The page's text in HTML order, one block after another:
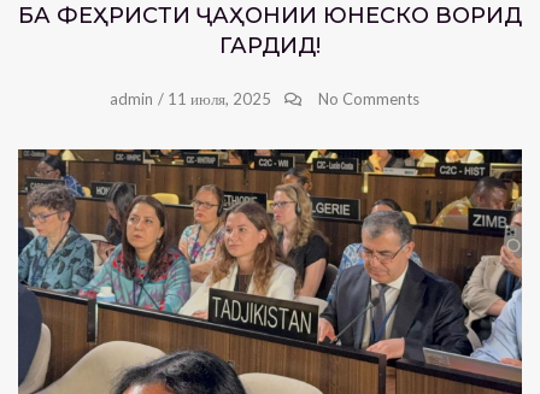
БА ФЕҲРИСТИ ҶАҲОНИИ ЮНЕСКО ВОРИД
ГАРДИД!
admin / 11 июля, 2025 No Comments